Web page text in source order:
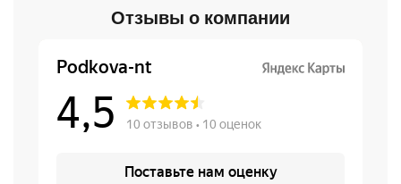
Отзывы о компании